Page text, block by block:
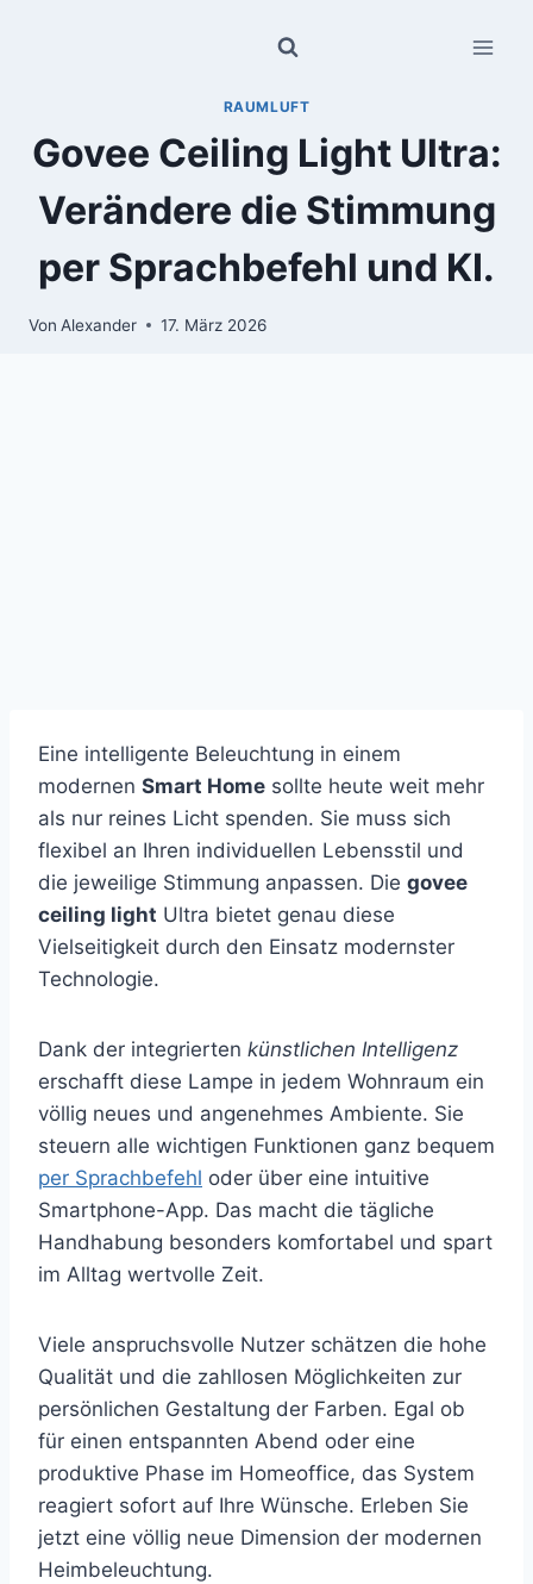
RAUMLUFT
Govee Ceiling Light Ultra:
Verändere die Stimmung
per Sprachbefehl und KI.
Von Alexander 17. März 2026
Eine intelligente Beleuchtung in einem
modernen Smart Home sollte heute weit mehr
als nur reines Licht spenden. Sie muss sich
flexibel an Ihren individuellen Lebensstil und
die jeweilige Stimmung anpassen. Die govee
ceiling light Ultra bietet genau diese
Vielseitigkeit durch den Einsatz modernster
Technologie.
Dank der integrierten künstlichen Intelligenz
erschafft diese Lampe in jedem Wohnraum ein
völlig neues und angenehmes Ambiente. Sie
steuern alle wichtigen Funktionen ganz bequem
per Sprachbefehl oder über eine intuitive
Smartphone-App. Das macht die tägliche
Handhabung besonders komfortabel und spart
im Alltag wertvolle Zeit.
Viele anspruchsvolle Nutzer schätzen die hohe
Qualität und die zahllosen Möglichkeiten zur
persönlichen Gestaltung der Farben. Egal ob
für einen entspannten Abend oder eine
produktive Phase im Homeoffice, das System
reagiert sofort auf Ihre Wünsche. Erleben Sie
jetzt eine völlig neue Dimension der modernen
Heimbeleuchtung.